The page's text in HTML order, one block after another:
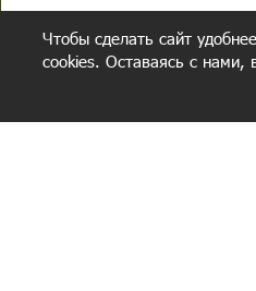
Чтобы сделать сайт
cookies. Оставаясь с